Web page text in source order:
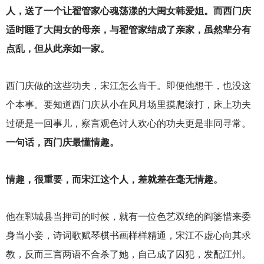
人，送了一个让翟管家心魂荡漾的大闺女韩爱姐。而西门庆
适时睡了大闺女的母亲，与翟管家结成了亲家，虽然辈分有
点乱，但从此亲如一家。
西门庆做的这些功夫，宋江怎么肯干。即便他想干，也没这
个本事。要知道西门庆从小在风月场里摸爬滚打，床上功夫
过硬是一回事儿，察言观色讨人欢心的功夫更是非同寻常。
一句话，西门庆最懂情趣。
情趣，很重要，而宋江这个人，差就差在毫无情趣。
他在郓城县当押司的时候，就有一位色艺双绝的阎婆惜来委
身当小妾，诗词歌赋琴棋书画样样精通，宋江不虚心向其求
教，反而三言两语不合杀了她，自己成了囚犯，发配江州。